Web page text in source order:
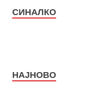
СИНАЛКО
НАЈНОВО